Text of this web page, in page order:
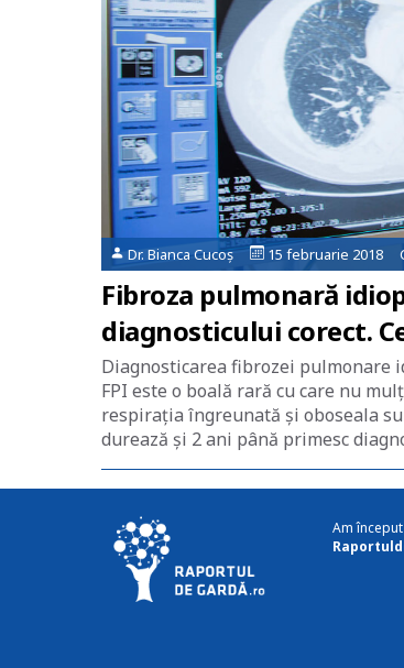
Dr. Bianca Cucoș 15 februarie 2018
Fibroza pulmonară
diagnosticului corect.
Diagnosticarea fibrozei pulmonare
FPI este o boală rară cu care nu
respirația îngreunată și oboseala
durează și 2 ani până primesc
Am